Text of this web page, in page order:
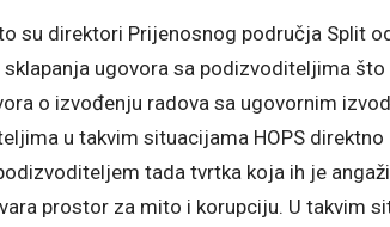
su direktori Prijenosnog područja Split
ugovora sa podizvoditeljima
o izvođenju radova sa ugovornim
u takvim situacijama HOPS
tada tvrtka koja ih je
prostor za mito i korupciju. U takvim